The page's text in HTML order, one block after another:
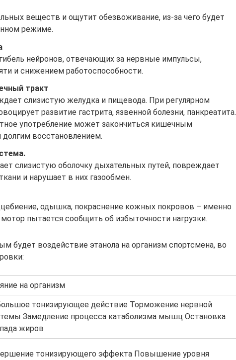
веществ и ощутит обезвоживание, из-за чего будет
режиме.
нейронов, отвечающих за нервные импульсы,
и снижением работоспособности.
тракт
слизистую желудка и пищевода. При регулярном
развитие гастрита, язвенной болезни, панкреатита.
употребление может закончиться кишечным
восстановлением.
слизистую оболочку дыхательных путей, повреждает
и нарушает в них газообмен.
одышка, покраснение кожных покровов – именно
пытается сообщить об избыточности нагрузки.
будет воздействие этанола на организм спортсмена, во
на организм
тонизирующее действие Торможение нервной
Замедление процесса катаболизма мышц Остановка
жиров
тонизирующего эффекта Повышение уровня